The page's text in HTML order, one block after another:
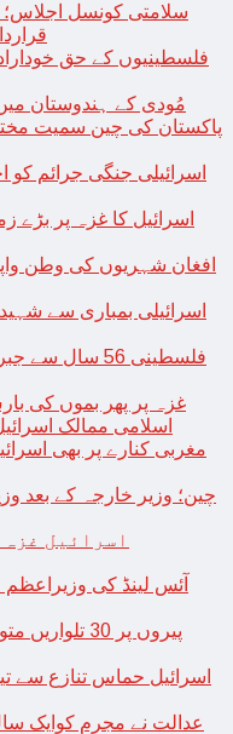
سلامتی کونسل
فلسطینیوں کے حق
مُودی کے ہندوستان
اسرائیلی جنگی جرائم
اسرائیل کا غزہ پر بڑے
فلسطینی 56
اسلامی ممالک
چین؛ وزیر خارجہ کے بعد
اسرائیل
آئس لینڈ کی
پیروں پر 30 تلواریں متوازن رکھنے کا عالمی ریکارڈ قائم
اسرائیل حماس تنازع